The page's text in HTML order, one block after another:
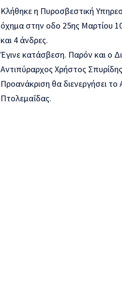
Κλήθηκε η Πυροσβεστική
όχημα στην οδο 25ης Μαρτίου
και 4 άνδρες.
Έγινε κατάσβεση. Παρόν και ο
Αντιπύραρχος Χρήστος
Προανάκριση θα διενεργήσει
Πτολεμαΐδας.